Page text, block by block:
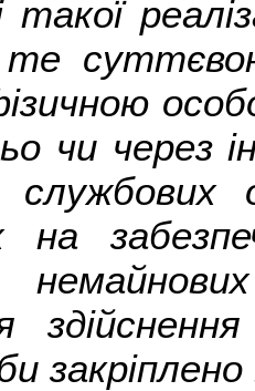
такої
чи через
на